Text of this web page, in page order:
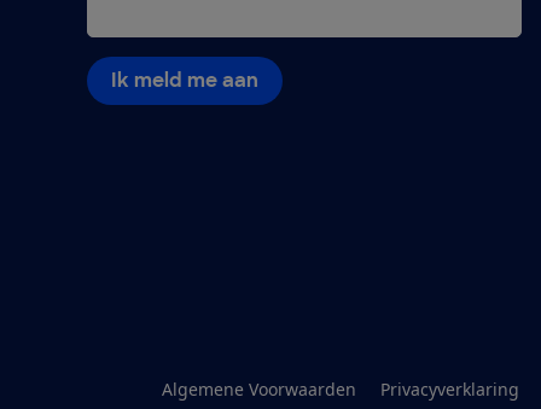
Ik meld me aan
Algemene Voorwaarden Privacyverklaring